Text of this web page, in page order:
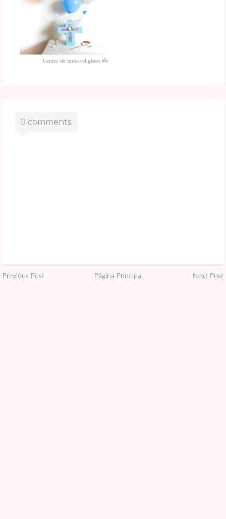
Centro de mesa religioso 👼
0 comments:
Previous Post Página Principal Next Post